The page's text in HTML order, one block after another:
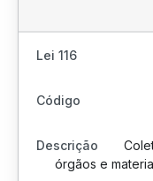
órgãos e